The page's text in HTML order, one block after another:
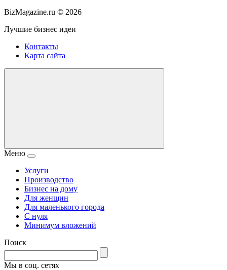
BizMagazine.ru © 2026
Лучшие бизнес идеи
Контакты
Карта сайта
Меню
Услуги
Производство
Бизнес на дому
Для женщин
Для маленького города
С нуля
Минимум вложений
Поиск
Мы в соц. сетях